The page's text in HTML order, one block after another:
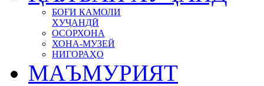
БОҒИ КАМОЛИ
ХУҶАНДӢ
ОСОРХОНА
ХОНА-МУЗЕЙ
НИГОРАҲО
МАЪМУРИЯТ